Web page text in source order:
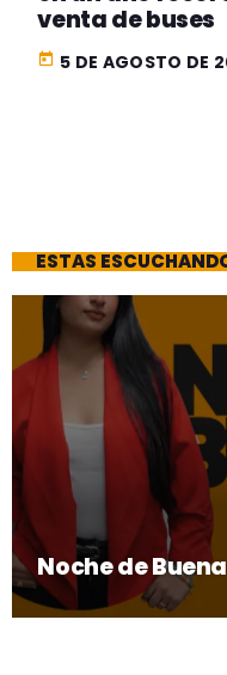
venta de buses
today 5 DE AGOSTO DE
ESTAS
Noche de